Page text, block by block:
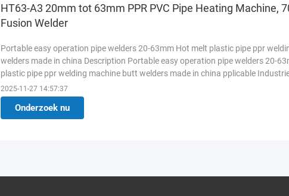
HT63-A3 20mm tot 63mm PPR PVC Pipe Heating Machine,
Fusion Welder
Portable easy operation pipe welders 20-63mm Hot melt plastic pipe ppr
welders made in china Description Portable easy operation pipe welders 20-
plastic pipe ppr welding machine butt welders made in china pplicable
Manufacturing Plant, Food & ...
2025-11-27 14:57:37
Onderzoek nu